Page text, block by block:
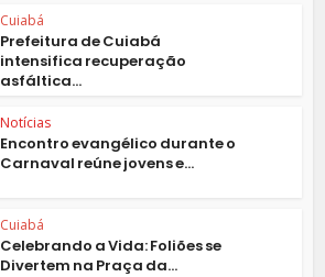
Cuiabá
Prefeitura de Cuiabá
intensifica recuperação
asfáltica...
Notícias
Encontro evangélico durante o
Carnaval reúne jovens e...
Cuiabá
Celebrando a Vida: Foliões se
Divertem na Praça da...